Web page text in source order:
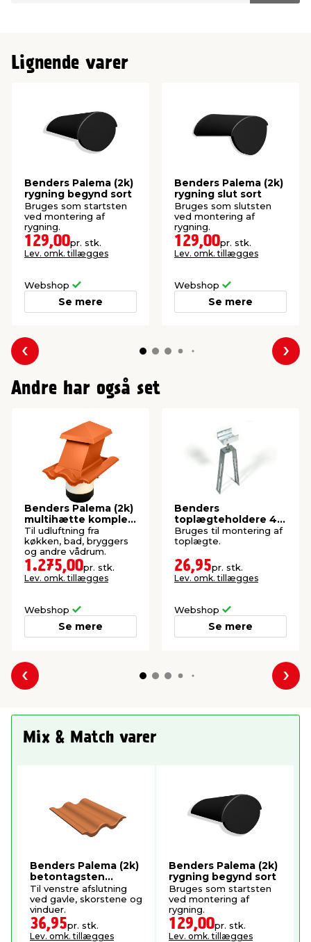
Lignende varer
Benders Palema (2k)
rygning begynd sort
Bruges som startsten
ved montering af
rygning.
129,00pr. stk.
Lev. omk. tillægges
Webshop
Se mere
Benders Palema (2k)
rygning slut sort
Bruges som slutsten
ved montering af
rygning.
129,00pr. stk.
Lev. omk. tillægges
Webshop
Se mere
Forrige
Andre har også set
Benders Palema (2k)
multihætte komplet
teglrød
Til udluftning fra
køkken, bad, bryggers
og andre vådrum.
1.275,00pr. stk.
Lev. omk. tillægges
Webshop
Se mere
Benders
toplægteholdere 40
mm
Bruges til montering af
toplægte.
26,95pr. stk.
Lev. omk. tillægges
Webshop
Se mere
Forrige
Mix & Match varer
Benders Palema (2k)
betontagsten
dobbeltvinget
teglrød
Til venstre afslutning
ved gavle, skorstene og
vinduer.
36,95pr. stk.
Lev. omk. tillægges
Benders Palema (2k)
rygning begynd sort
Bruges som startsten
ved montering af
rygning.
129,00pr. stk.
Lev. omk. tillægges